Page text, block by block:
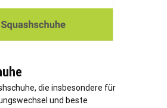
die insbesondere für
und beste